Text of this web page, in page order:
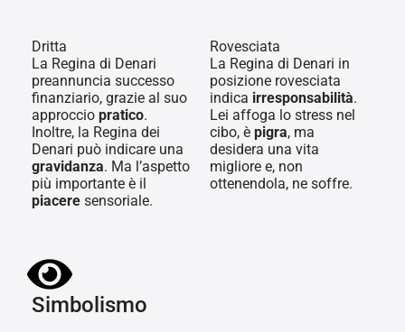
Dritta
La Regina di Denari
preannuncia successo
finanziario, grazie al suo
approccio pratico.
Inoltre, la Regina dei
Denari può indicare una
gravidanza. Ma l’aspetto
più importante è il
piacere sensoriale.
Rovesciata
La Regina di Denari in
posizione rovesciata
indica irresponsabilità.
Lei affoga lo stress nel
cibo, è pigra, ma
desidera una vita
migliore e, non
ottenendola, ne soffre.
Simbolismo